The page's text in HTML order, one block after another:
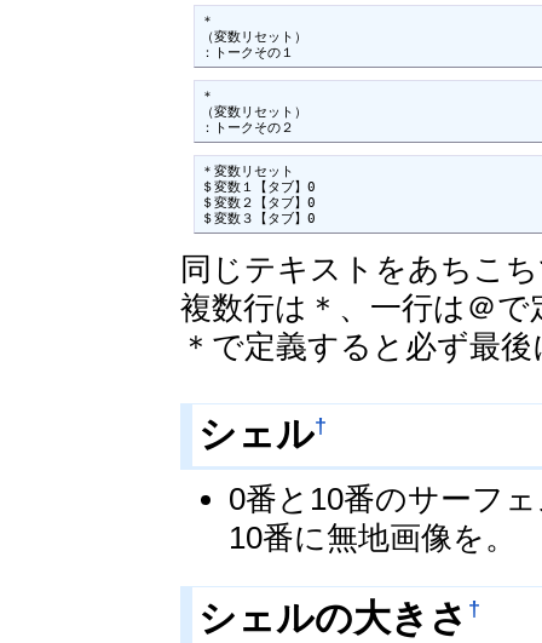
＊
（変数リセット）
：トークその１
＊
（変数リセット）
：トークその２
＊変数リセット
＄変数１【タブ】0
＄変数２【タブ】0
＄変数３【タブ】0
同じテキストをあちこ
複数行は＊、一行は＠
＊で定義すると必ず最
シェル†
0番と10番のサーフ
10番に無地画像を。
シェルの大きさ †